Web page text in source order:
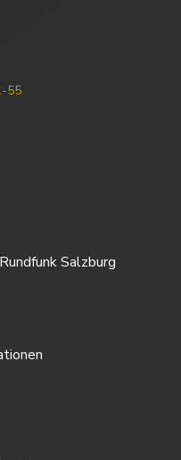
55
Salzburg